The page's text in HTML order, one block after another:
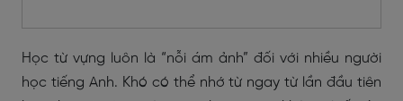
Học từ vựng luôn là “nỗi ám ảnh” đối với nhiều người
học tiếng Anh. Khó có thể nhớ từ ngay từ lần đầu tiên